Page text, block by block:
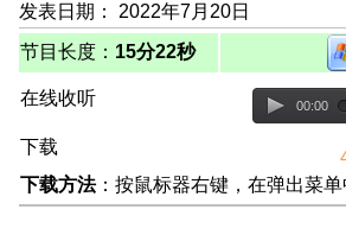
发表日期： 2022年7月20日
节目长度： 15分22秒
在线收听 00:00
下载
下载方法：按鼠标器右键，在弹出菜